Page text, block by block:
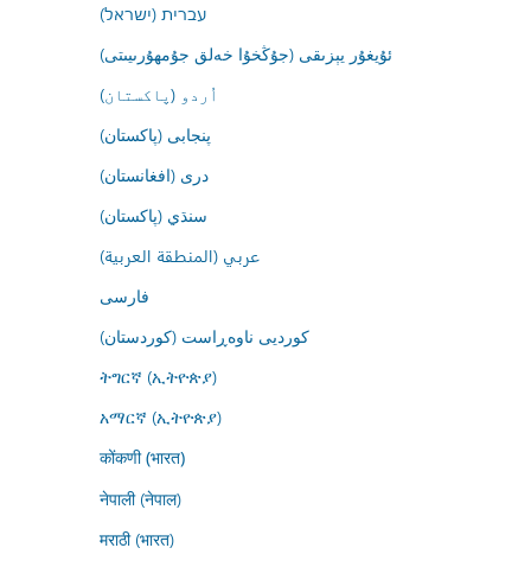
עברית (ישראל)
ئۇيغۇر يېزىقى (جۇڭخۇا خەلق جۇمھۇرىيىتى)
اُردو (پاکستان)
پنجابی (پاکستان)
درى (افغانستان)
سنڌي (پاکستان)
عربي (المنطقة العربية)
فارسى
کوردیی ناوەڕاست (کوردستان)
ትግርኛ (ኢትዮጵያ)
አማርኛ (ኢትዮጵያ)
कोंकणी (भारत)
नेपाली (नेपाल)
मराठी (भारत)